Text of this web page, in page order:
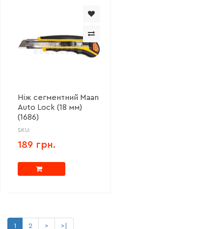
Ніж сегментний Maan
Auto Lock (18 мм)
(1686)
SKU:
189 грн.
1 2 > >|